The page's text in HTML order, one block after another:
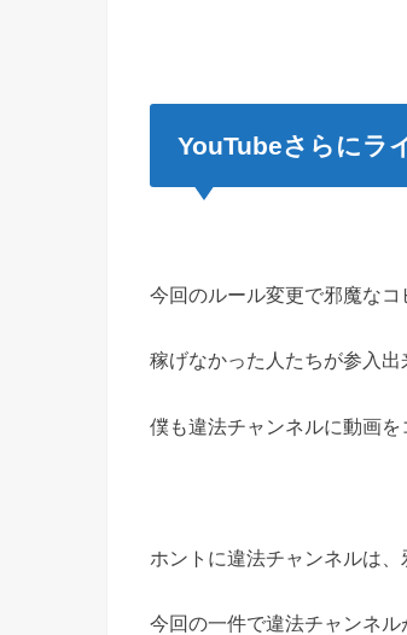
YouTubeさらにラ
今回のルール変更で邪魔な
稼げなかった人たちが参入出
僕も違法チャンネルに動画を
ホントに違法チャンネルは
今回の一件で違法チャンネル